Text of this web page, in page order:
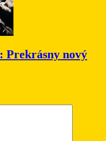
Prekrásny nový